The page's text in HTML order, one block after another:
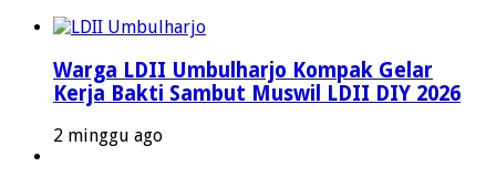
Warga LDII Umbulharjo Kompak Gelar
Kerja Bakti Sambut Muswil LDII DIY 2026
2 minggu ago